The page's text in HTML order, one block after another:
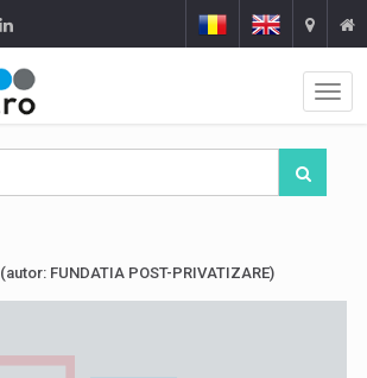
(autor: FUNDATIA POST-PRIVATIZARE)